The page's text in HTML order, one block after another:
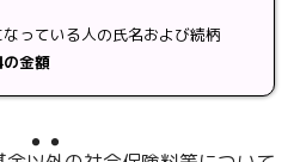
っている人の氏名および続柄
金額
●●